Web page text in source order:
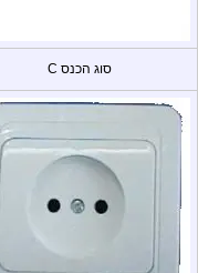
סוג הכנס C